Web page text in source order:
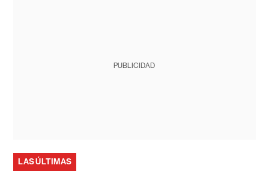
PUBLICIDAD
LAS ÚLTIMAS